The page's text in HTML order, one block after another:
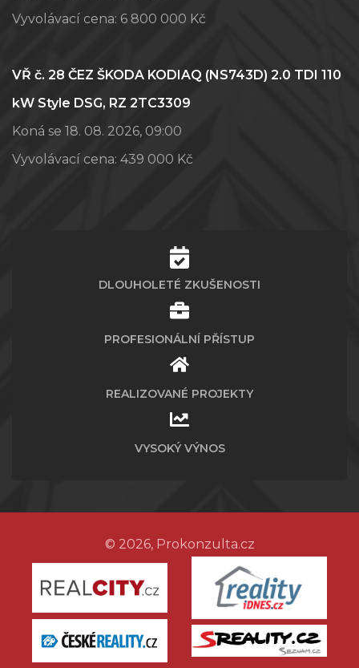
Vyvolávací cena: 6 800 000 Kč
VŘ č. 28 ČEZ ŠKODA KODIAQ (NS743D) 2.0 TDI 110
kW Style DSG, RZ 2TC3309
Koná se 18. 08. 2026, 09:00
Vyvolávací cena: 439 000 Kč
DLOUHOLETÉ ZKUŠENOSTI
PROFESIONÁLNÍ PŘÍSTUP
REALIZOVANÉ PROJEKTY
VYSOKÝ VÝNOS
© 2026, Prokonzulta.cz